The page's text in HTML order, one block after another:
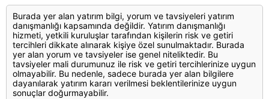
Burada yer alan yatırım bilgi, yorum ve tavsiyeleri yatırım
danışmanlığı kapsamında değildir. Yatırım danışmanlığı
hizmeti, yetkili kuruluşlar tarafından kişilerin risk ve getiri
tercihleri dikkate alınarak kişiye özel sunulmaktadır. Burada
yer alan yorum ve tavsiyeler ise genel niteliktedir. Bu
tavsiyeler mali durumunuz ile risk ve getiri tercihlerinize uygun
olmayabilir. Bu nedenle, sadece burada yer alan bilgilere
dayanılarak yatırım kararı verilmesi beklentilerinize uygun
sonuçlar doğurmayabilir.